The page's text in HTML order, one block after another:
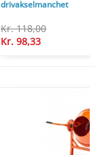
drivakselmanchet
Kr. 118,00
Kr. 98,33